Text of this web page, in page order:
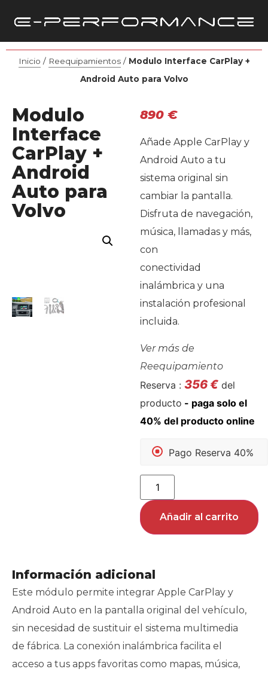
Inicio / Reequipamientos/ Modulo Interface CarPlay +
Android Auto para Volvo
Modulo
Interface
CarPlay +
Android
Auto para
Volvo
890 €
Añade Apple CarPlay y
Android Auto a tu
sistema original sin
cambiar la pantalla.
Disfruta de navegación,
música, llamadas y más,
con
conectividad
inalámbrica y una
instalación profesional
incluida.
Ver más de
Reequipamiento
Reserva : 356€ del
producto
Pago Reserva 40%
Añadir al carrito
Información adicional
Este módulo permite integrar Apple CarPlay y
Android Auto en la pantalla original del vehículo,
sin necesidad de sustituir el sistema multimedia
de fábrica. La conexión inalámbrica facilita el
acceso a tus apps favoritas como mapas, música,